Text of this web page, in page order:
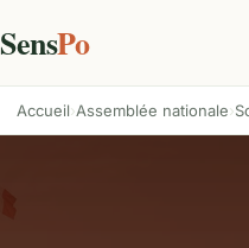
SensPo
Accueil Assemblée nationale